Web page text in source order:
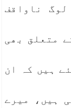
ناواقف
متعلق بھی
ہیں کہ ان
ہیں، میرے